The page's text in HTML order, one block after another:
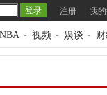
注册 我
NBA - 视频 - 娱谈 -